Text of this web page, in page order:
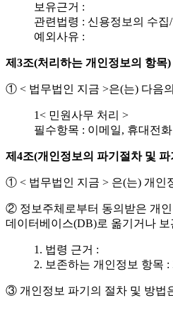
보유근거 :
관련법령 : 신용정보의 수
예외사유 :
제3조(처리하는 개인정보의 항목)
① < 법무법인 지금 >은(는) 다음
1< 민원사무 처리 >
필수항목 : 이메일, 휴대전
제4조(개인정보의 파기절차 및 파
① < 법무법인 지금 > 은(는) 개인
② 정보주체로부터 동의받은 개
데이터베이스(DB)로 옮기거나
1. 법령 근거 :
2. 보존하는 개인정보 항목
③ 개인정보 파기의 절차 및 방법